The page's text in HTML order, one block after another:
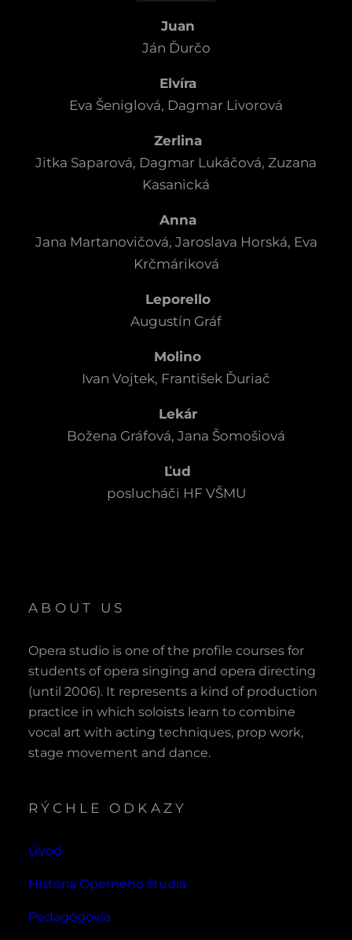
Juan
Ján Ďurčo
Elvíra
Eva Šeniglová, Dagmar Livorová
Zerlina
Jitka Saparová, Dagmar Lukáčová, Zuzana
Kasanická
Anna
Jana Martanovičová, Jaroslava Horská, Eva
Krčmáriková
Leporello
Augustín Gráf
Molino
Ivan Vojtek, František Ďuriač
Lekár
Božena Gráfová, Jana Šomošiová
Ľud
poslucháči HF VŠMU
ABOUT US
Opera studio is one of the profile courses for
students of opera singing and opera directing
(until 2006). It represents a kind of production
practice in which soloists learn to combine
vocal art with acting techniques, prop work,
stage movement and dance.
RÝCHLE ODKAZY
Úvod
História Operného štúdia
Pedagógovia